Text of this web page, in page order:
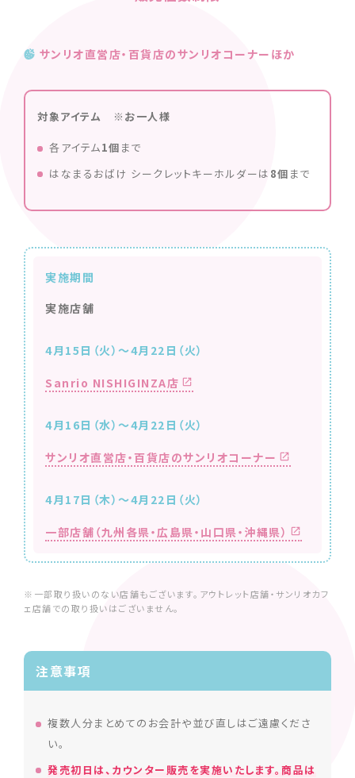
サンリオ直営店・百貨店のサンリオコーナーほか
対象アイテム ※お一人様
各アイテム1個 まで
はなまるおばけ シークレットキーホルダーは 8個 まで
実施期間
実施店舗
4月15日（火）〜4月22日（火）
Sanrio NISHIGINZA店
4月16日（水）〜4月22日（火）
サンリオ直営店・百貨店のサンリオコーナー
4月17日（木）〜4月22日（火）
一部店舗（九州各県・広島県・山口県・沖縄県）
※一部取り扱いのない店舗もございます。アウトレット店舗・サンリオカフ
ェ店舗での取り扱いはございません。
注意事項
複数人分まとめてのお会計や並び直しはご遠慮くださ
い。
発売初日は、カウンター販売を実施いたします。商品は